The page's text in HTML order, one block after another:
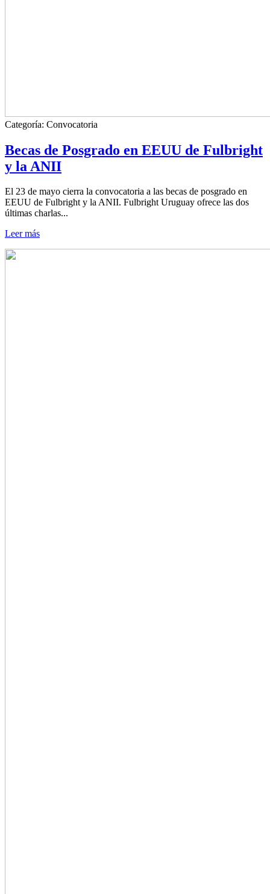
Categoría: Convocatoria
Becas de Posgrado en EEUU de Fulbright
y la ANII
El 23 de mayo cierra la convocatoria a las becas de posgrado en
EEUU de Fulbright y la ANII. Fulbright Uruguay ofrece las dos
últimas charlas...
Leer más